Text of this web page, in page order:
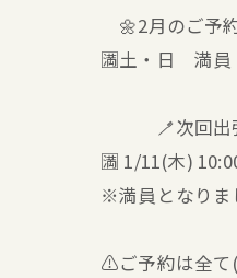
🌼2月のご予
🈵土・日 満員
🪥次回出張
🈵 1/11(木)
※満員となりま
⚠️ご予約は全て